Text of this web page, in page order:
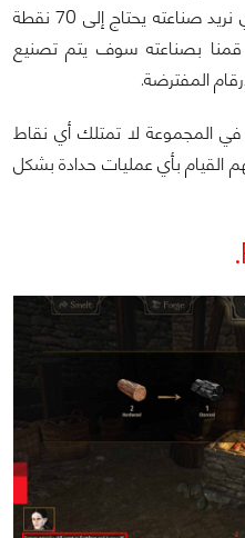
مهارة في هذه الحرفة والسلاح الذي نريد صناعته يحتاج إلى 70 نقطة
قمنا بصناعته سوف يتم تصنيع
المفترضة.
المجموعة لا تمتلك أي نقاط
القيام بأي عمليات حدادة بشكل